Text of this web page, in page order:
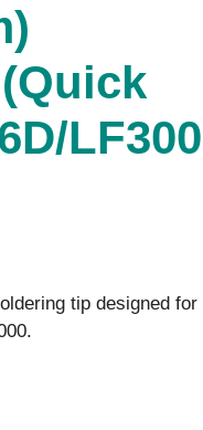
LF300
tip designed for